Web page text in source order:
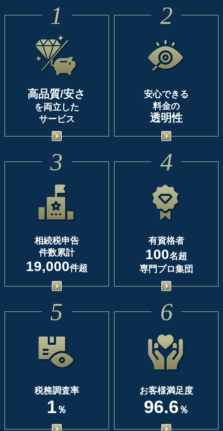
1
高品質/安さ
を両立した
サービス
2
安心できる
料金の
透明性
3
相続税申告
件数累計
19,000件超
4
有資格者
100名超
専門プロ集団
5
税務調査率
1 ％
6
お客様満足度
96.6 ％